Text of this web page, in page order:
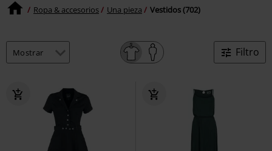
Ropa & accesorios Una pieza Vestidos (702)
Filtro